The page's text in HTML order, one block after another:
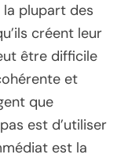
la plupart des
créent leur
être difficile
et
que
est d’utiliser
est la